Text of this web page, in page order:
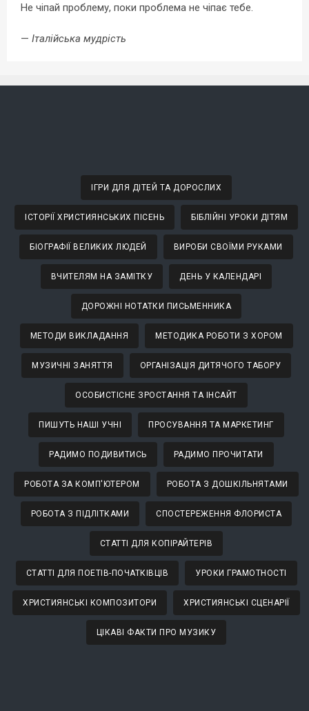
Не чіпай проблему, поки проблема не чіпає тебе.
— Італійська мудрість
ІГРИ ДЛЯ ДІТЕЙ ТА ДОРОСЛИХ
ІСТОРІЇ ХРИСТИЯНСЬКИХ ПІСЕНЬ БІБЛІЙНІ УРОКИ ДІТЯМ
БІОГРАФІЇ ВЕЛИКИХ ЛЮДЕЙ ВИРОБИ СВОЇМИ РУКАМИ
ВЧИТЕЛЯМ НА ЗАМІТКУ ДЕНЬ У КАЛЕНДАРІ
ДОРОЖНІ НОТАТКИ ПИСЬМЕННИКА
МЕТОДИ ВИКЛАДАННЯ МЕТОДИКА РОБОТИ З ХОРОМ
МУЗИЧНІ ЗАНЯТТЯ ОРГАНІЗАЦІЯ ДИТЯЧОГО ТАБОРУ
ОСОБИСТІСНЕ ЗРОСТАННЯ ТА ІНСАЙТ
ПИШУТЬ НАШІ УЧНІ ПРОСУВАННЯ ТА МАРКЕТИНГ
РАДИМО ПОДИВИТИСЬ РАДИМО ПРОЧИТАТИ
РОБОТА ЗА КОМП'ЮТЕРОМ РОБОТА З ДОШКІЛЬНЯТАМИ
РОБОТА З ПІДЛІТКАМИ СПОСТЕРЕЖЕННЯ ФЛОРИСТА
СТАТТІ ДЛЯ КОПІРАЙТЕРІВ
СТАТТІ ДЛЯ ПОЕТІВ-ПОЧАТКІВЦІВ УРОКИ ГРАМОТНОСТІ
ХРИСТИЯНСЬКІ КОМПОЗИТОРИ ХРИСТИЯНСЬКІ СЦЕНАРІЇ
ЦІКАВІ ФАКТИ ПРО МУЗИКУ